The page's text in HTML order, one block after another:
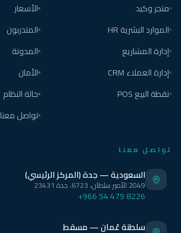
متجر وكيد
الموارد البشرية HR
إدارة المشاريع
إدارة العملاء CRM
نقطة البيع POS
الأسعار
المتدربون
المدونة
الأمان
حالة النظام
تواصل معنا
تواصل معنا
السعودية — جدة (المركز الرئيسي)
2049 الأمير سلطان، 6723، جدة 23431
+966 54 479 8226
سلطنة عُمان — مسقط